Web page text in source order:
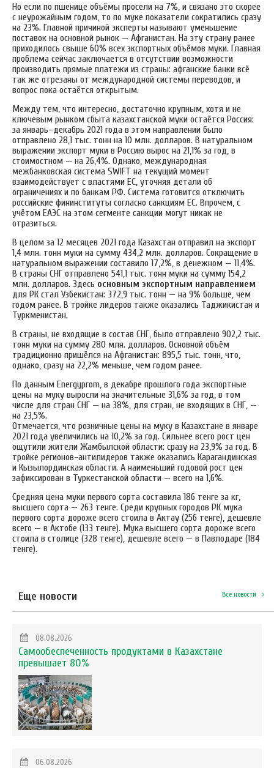
Но если по пшенице объёмы просели на 7%, и связано это скорее
с неурожайным годом, то по муке показатели сократились сразу
на 23%. Главной причиной эксперты называют уменьшение
поставок на основной рынок — Афганистан. На эту страну ранее
приходилось свыше 60% всех экспортных объёмов муки. Главная
проблема сейчас заключается в отсутствии возможности
производить прямые платежи из страны: афганские банки всё
так же отрезаны от международной системы переводов, и
вопрос пока остаётся открытым.
Между тем, что интересно, достаточно крупным, хотя и не
ключевым рынком сбыта казахстанской муки остаётся Россия:
за январь–декабрь 2021 года в этом направлении было
отправлено 28,1 тыс. тонн на 10 млн. долларов. В натуральном
выражении экспорт муки в Россию вырос на 21,1% за год, в
стоимостном — на 26,4%. Однако, международная
межбанковская система SWIFT на текущий момент
взаимодействует с властями ЕС, уточняя детали об
ограничениях и по банкам РФ. Система готовится отключить
российские фининституты согласно санкциям ЕС. Впрочем, с
учётом ЕАЭС на этом сегменте санкции могут никак не
отразиться.
В целом за 12 месяцев 2021 года Казахстан отправил на экспорт
1,4 млн. тонн муки на сумму 434,2 млн. долларов. Сокращение в
натуральном выражении составило 17,2%, в денежном — 11,4%.
В страны СНГ отправлено 541,1 тыс. тонн муки на сумму 154,2
млн. долларов. Здесь основным экспортным направлением
для РК стал Узбекистан: 372,9 тыс. тонн — на 9% больше, чем
годом ранее. В тройке лидеров также оказались Таджикистан и
Туркменистан.
В страны, не входящие в состав СНГ, было отправлено 902,2 тыс.
тонн муки на сумму 280 млн. долларов. Основной объём
традиционно пришёлся на Афганистан: 895,5 тыс. тонн, что,
однако, сразу на 22,2% меньше, чем годом ранее.
По данным Еnergyprom, в декабре прошлого года экспортные
цены на муку выросли на значительные 31,6% за год, в том
числе для стран СНГ — на 38%, для стран, не входящих в СНГ, —
на 23,5%.
Отмечается, что розничные цены на муку в Казахстане в январе
2021 года увеличились на 10,2% за год. Сильнее всего рост цен
ощутили жители Жамбылской области: сразу на 23,9% за год. В
тройке регионов-антилидеров также оказались Карагандинская
и Кызылординская области. А наименьший годовой рост цен
зафиксирован в Туркестанской области — всего на 1,6%.
Средняя цена муки первого сорта составила 186 тенге за кг,
высшего сорта — 263 тенге. Среди крупных городов РК мука
первого сорта дороже всего стоила в Актау (256 тенге), дешевле
всего — в Актобе (133 тенге). Мука высшего сорта дороже всего
стоила в столице (328 тенге), дешевле всего — в Павлодаре (184
тенге).
Еще новости Все новости
08.08.2026
Самообеспеченность продуктами в Казахстане
превышает 80%
06.08.2026